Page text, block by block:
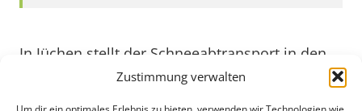
Zustimmung verwalten
In Jüchen stellt der Schneeabtransport in den
Wintermonaten eine wichtige Aufgabe dar, um